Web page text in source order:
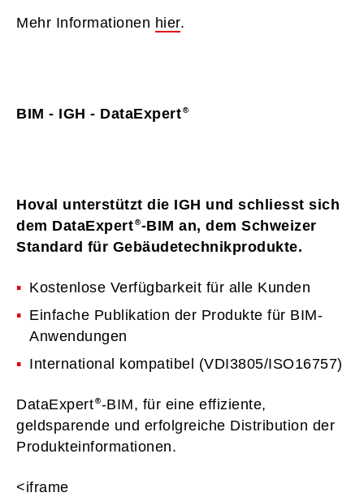
Mehr Informationen hier.
BIM - IGH - DataExpert
Hoval unterstützt die IGH und schliesst sich
dem DataExpert -BIM an, dem Schweizer
Standard für Gebäudetechnikprodukte.
Kostenlose Verfügbarkeit für alle Kunden
Einfache Publikation der Produkte für BIM-
Anwendungen
International kompatibel (VDI3805/ISO16757)
DataExpert -BIM, für eine effiziente,
geldsparende und erfolgreiche Distribution der
Produkteinformationen.
<iframe